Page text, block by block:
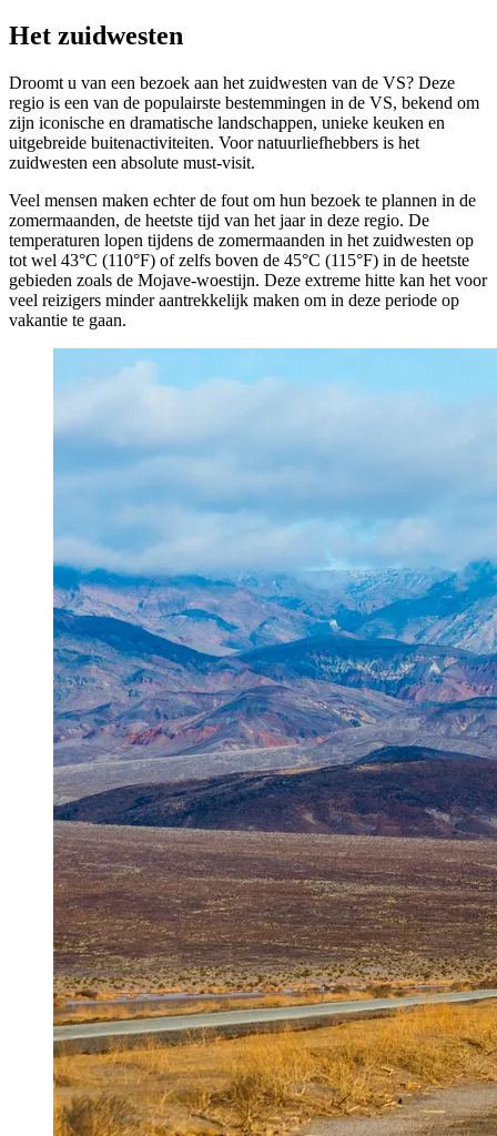
Het zuidwesten
Droomt u van een bezoek aan het zuidwesten van de VS? Deze
regio is een van de populairste bestemmingen in de VS, bekend om
zijn iconische en dramatische landschappen, unieke keuken en
uitgebreide buitenactiviteiten. Voor natuurliefhebbers is het
zuidwesten een absolute must-visit.
Veel mensen maken echter de fout om hun bezoek te plannen in de
zomermaanden, de heetste tijd van het jaar in deze regio. De
temperaturen lopen tijdens de zomermaanden in het zuidwesten op
tot wel 43°C (110°F) of zelfs boven de 45°C (115°F) in de heetste
gebieden zoals de Mojave-woestijn. Deze extreme hitte kan het voor
veel reizigers minder aantrekkelijk maken om in deze periode op
vakantie te gaan.